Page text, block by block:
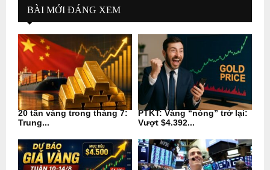
BÀI MỚI ĐÁNG XEM
20 tấn vàng trong tháng 7:
Trung...
PTKT: Vàng “nóng” trở lại:
Vượt $4.392...